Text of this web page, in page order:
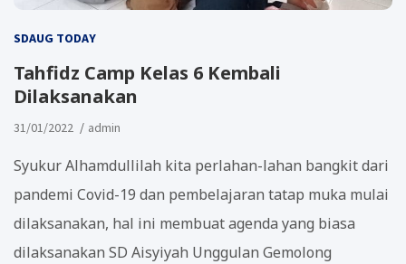
SDAUG TODAY
Tahfidz Camp Kelas 6 Kembali
Dilaksanakan
31/01/2022 admin
Syukur Alhamdullilah kita perlahan-lahan bangkit dari
pandemi Covid-19 dan pembelajaran tatap muka mulai
dilaksanakan, hal ini membuat agenda yang biasa
dilaksanakan SD Aisyiyah Unggulan Gemolong